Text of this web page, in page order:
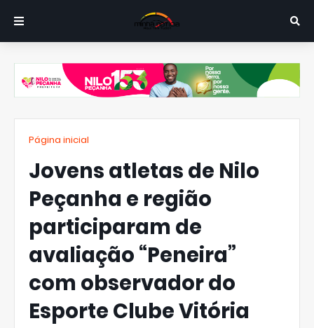
Página inicial
Jovens atletas de Nilo
Peçanha e região
participaram de
avaliação “Peneira”
com observador do
Esporte Clube Vitória